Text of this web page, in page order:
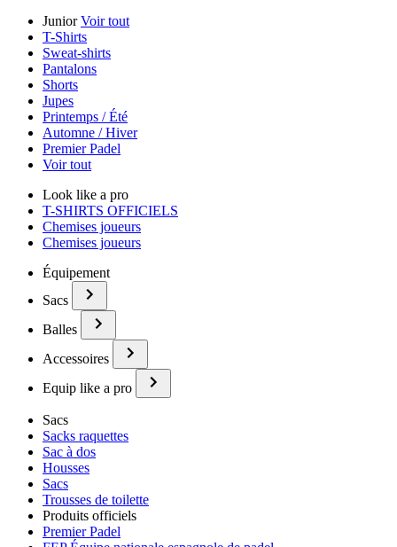
JuniorVoir tout
T-Shirts
Sweat-shirts
Pantalons
Shorts
Jupes
Printemps / Été
Automne / Hiver
Premier Padel
Voir tout
Look like a pro
T-SHIRTS OFFICIELS
Chemises joueurs
Chemises joueurs
Équipement
Sacs
Balles
Accessoires
Equip like a pro
Sacs
Sacks raquettes
Sac à dos
Housses
Sacs
Trousses de toilette
Produits officiels
Premier Padel